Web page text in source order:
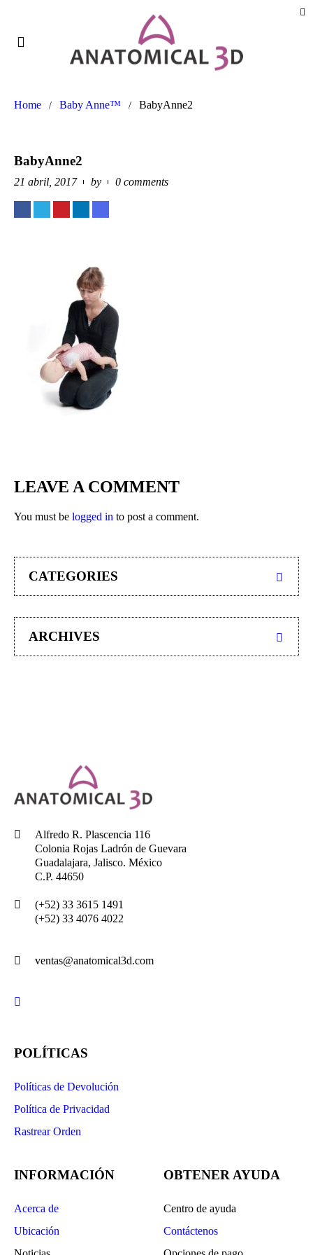
Home / Baby Anne™ / BabyAnne2
BabyAnne2
21 abril, 2017 by 0 comments
LEAVE A COMMENT
You must be logged in to post a comment.
CATEGORIES
ARCHIVES
Alfredo R. Plascencia 116
Colonia Rojas Ladrón de Guevara
Guadalajara, Jalisco. México
C.P. 44650
(+52) 33 3615 1491
(+52) 33 4076 4022
ventas@anatomical3d.com
POLÍTICAS
Políticas de Devolución
Política de Privacidad
Rastrear Orden
INFORMACIÓN
Acerca de
Ubicación
OBTENER AYUDA
Centro de ayuda
Contáctenos